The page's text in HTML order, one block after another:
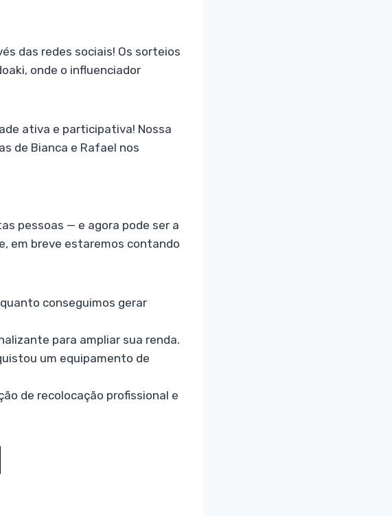
das redes sociais! Os sorteios
onde o influenciador
ativa e participativa! Nossa
de Bianca e Rafael nos
pessoas — e agora pode ser a
em breve estaremos contando
conseguimos gerar
para ampliar sua renda.
um equipamento de
de recolocação profissional e